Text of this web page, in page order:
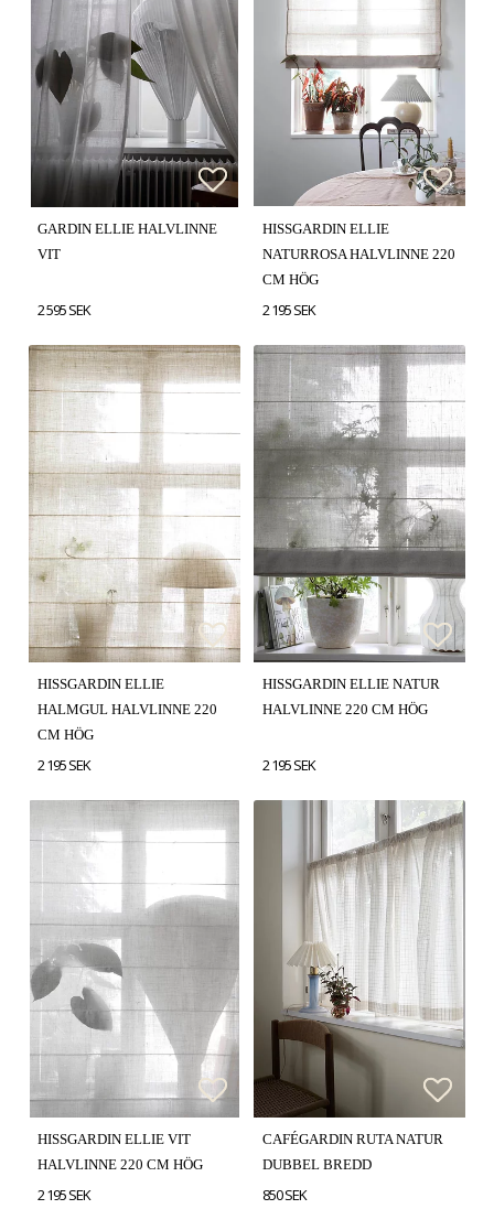
Lägg till i favoritlistan
Lägg till i favoritlistan
GARDIN ELLIE HALVLINNE
VIT
2 595 SEK
HISSGARDIN ELLIE
NATURROSA HALVLINNE 220
CM HÖG
2 195 SEK
Lägg till i favoritlistan
Lägg till i favoritlistan
HISSGARDIN ELLIE
HALMGUL HALVLINNE 220
CM HÖG
2 195 SEK
HISSGARDIN ELLIE NATUR
HALVLINNE 220 CM HÖG
2 195 SEK
Lägg till i favoritlistan
Lägg till i favoritlistan
HISSGARDIN ELLIE VIT
HALVLINNE 220 CM HÖG
2 195 SEK
CAFÉGARDIN RUTA NATUR
DUBBEL BREDD
850 SEK